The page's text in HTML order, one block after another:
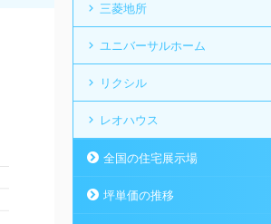
三菱地所
ユニバーサルホーム
リクシル
レオハウス
全国の住宅展示場
坪単価の推移